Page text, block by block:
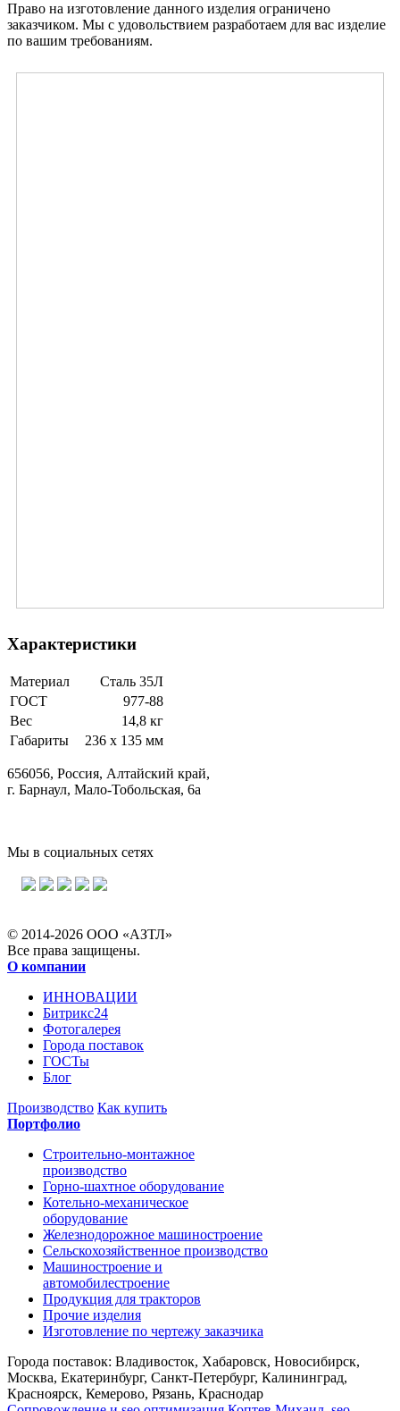
Право на изготовление данного изделия ограничено
заказчиком. Мы с удовольствием разработаем для вас изделие
по вашим требованиям.
Характеристики
Материал
Сталь 35Л
ГОСТ
977-88
Вес
14,8 кг
Габариты
236 х 135 мм
656056, Россия, Алтайский край,
г. Барнаул, Мало-Тобольская, 6а
Мы в социальных сетях
© 2014-2026 ООО «АЗТЛ»
Все права защищены.
О компании
ИННОВАЦИИ
Битрикс24
Фотогалерея
Города поставок
ГОСТы
Блог
Производство Как купить
Портфолио
Строительно-монтажное
производство
Горно-шахтное оборудование
Котельно-механическое
оборудование
Железнодорожное машиностроение
Сельскохозяйственное производство
Машиностроение и
автомобилестроение
Продукция для тракторов
Прочие изделия
Изготовление по чертежу заказчика
Города поставок: Владивосток, Хабаровск, Новосибирск,
Москва, Екатеринбург, Санкт-Петербург, Калининград,
Красноярск, Кемерово, Рязань, Краснодар